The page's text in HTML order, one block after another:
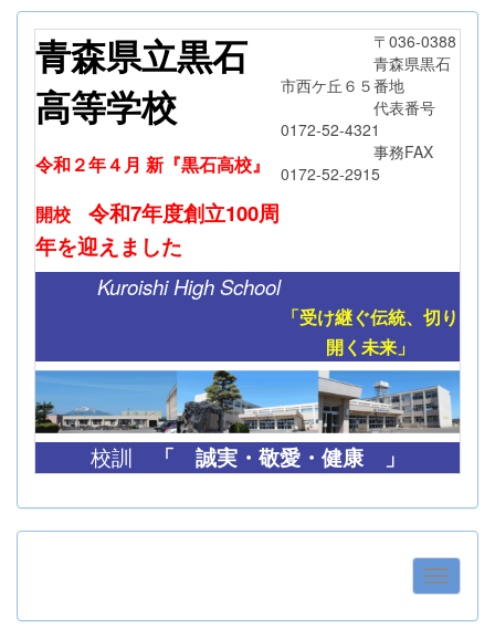
青森県立黒石
高等学校
令和２年４月 新『黒石高校』
開校
令和7年度創立100周
年を迎えました
〒036-0388
青森県黒石
市西ケ丘６５番地
代表番号
0172-52-4321
事務FAX
0172-52-2915
Kuroishi High School
「受け継ぐ伝統、切り
開く未来」
校訓 「 誠実・敬愛・健康 」